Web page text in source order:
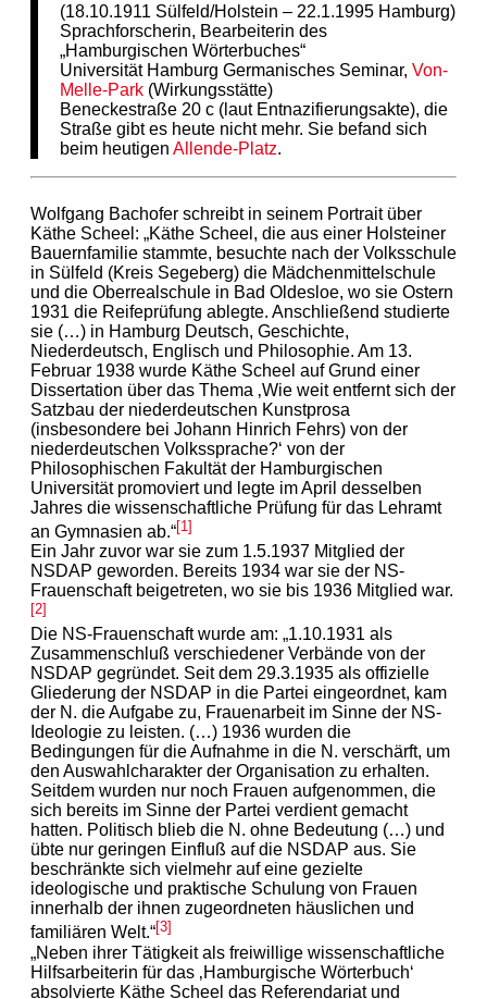
(18.10.1911 Sülfeld/Holstein – 22.1.1995 Hamburg)
Sprachforscherin, Bearbeiterin des
„Hamburgischen Wörterbuches“
Universität Hamburg Germanisches Seminar,Von-
Melle-Park (Wirkungsstätte)
Beneckestraße 20 c (laut Entnazifierungsakte), die
Straße gibt es heute nicht mehr. Sie befand sich
beim heutigenAllende-Platz.
Wolfgang Bachofer schreibt in seinem Portrait über
Käthe Scheel: „Käthe Scheel, die aus einer Holsteiner
Bauernfamilie stammte, besuchte nach der Volksschule
in Sülfeld (Kreis Segeberg) die Mädchenmittelschule
und die Oberrealschule in Bad Oldesloe, wo sie Ostern
1931 die Reifeprüfung ablegte. Anschließend studierte
sie (…) in Hamburg Deutsch, Geschichte,
Niederdeutsch, Englisch und Philosophie. Am 13.
Februar 1938 wurde Käthe Scheel auf Grund einer
Dissertation über das Thema ‚Wie weit entfernt sich der
Satzbau der niederdeutschen Kunstprosa
(insbesondere bei Johann Hinrich Fehrs) von der
niederdeutschen Volkssprache?‘ von der
Philosophischen Fakultät der Hamburgischen
Universität promoviert und legte im April desselben
Jahres die wissenschaftliche Prüfung für das Lehramt
an Gymnasien ab.“[1]
Ein Jahr zuvor war sie zum 1.5.1937 Mitglied der
NSDAP geworden. Bereits 1934 war sie der NS-
Frauenschaft beigetreten, wo sie bis 1936 Mitglied war.
[2]
Die NS-Frauenschaft wurde am: „1.10.1931 als
Zusammenschluß verschiedener Verbände von der
NSDAP gegründet. Seit dem 29.3.1935 als offizielle
Gliederung der NSDAP in die Partei eingeordnet, kam
der N. die Aufgabe zu, Frauenarbeit im Sinne der NS-
Ideologie zu leisten. (…) 1936 wurden die
Bedingungen für die Aufnahme in die N. verschärft, um
den Auswahlcharakter der Organisation zu erhalten.
Seitdem wurden nur noch Frauen aufgenommen, die
sich bereits im Sinne der Partei verdient gemacht
hatten. Politisch blieb die N. ohne Bedeutung (…) und
übte nur geringen Einfluß auf die NSDAP aus. Sie
beschränkte sich vielmehr auf eine gezielte
ideologische und praktische Schulung von Frauen
innerhalb der ihnen zugeordneten häuslichen und
familiären Welt.“[3]
„Neben ihrer Tätigkeit als freiwillige wissenschaftliche
Hilfsarbeiterin für das ‚Hamburgische Wörterbuch‘
absolvierte Käthe Scheel das Referendariat und